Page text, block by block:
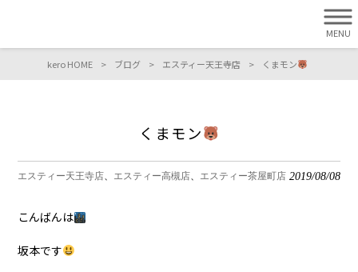
MENU
kero HOME > ブログ > エスティー天王寺店 > くまモン
くまモン
エスティー天王寺店 エスティー高槻店 エスティー茶屋町店 2019/08/08
こんばんは
坂本です